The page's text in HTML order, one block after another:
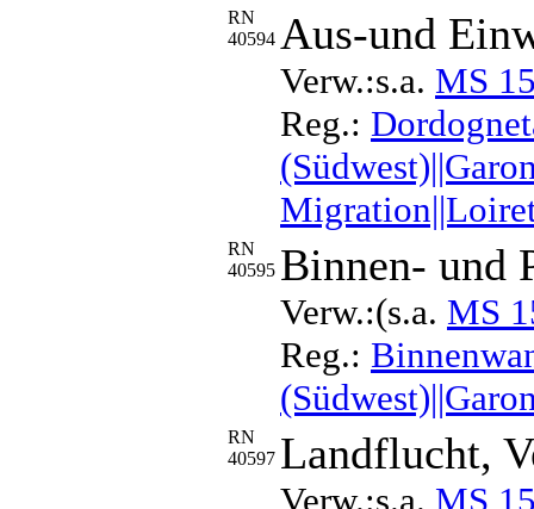
RN
40594 Aus-und
Verw.:s.a. MS
Reg.:
RN
40595 Binnen- und
Verw.:(s.a. MS
Reg.:
RN
40597 Landflucht,
Verw.:s.a. MS